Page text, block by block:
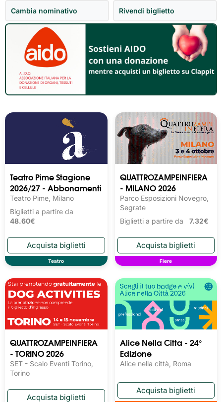
Teatro Pime Stagione
2026/27 - Abbonamenti
Teatro Pime, Milano
Biglietti a partire da
48.60€
Teatro
QUATTROZAMPEINFIERA
- MILANO 2026
Parco Esposizioni Novegro,
Segrate
Biglietti a partire da 7.32€
Fiere
QUATTROZAMPEINFIERA
- TORINO 2026
SET - Scalo Eventi Torino,
Torino
Alice Nella Citta - 24°
Edizione
Alice nella città, Roma
Cambia nominativo Rivendi biglietto